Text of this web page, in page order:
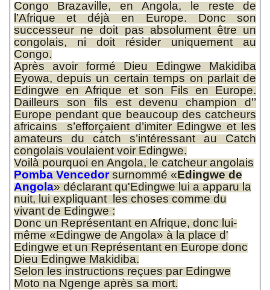
Congo Brazaville, en Angola, le reste de
l’Afrique et déjà en Europe. Donc son
successeur ne doit pas absolument être un
congolais, ni doit résider uniquement au
Congo.
Après avoir formé Dieu Edingwe Makidiba
Eyowa, depuis un certain temps on parlait de
Edingwe en Afrique et son Fils en Europe.
Dailleurs son fils est devenu champion d'’
Europe pendant que beaucoup des catcheurs
africains s’efforçaient d’imiter Edingwe et les
amateurs du catch s’intéressant au Catch
congolais voulaient voir Edingwe.
Voilà pourquoi en Angola, le catcheur angolais
Pomba Vencedorsurnommé «Edingwe de
Angola» déclarant qu'Edingwe lui a apparu la
nuit, lui expliquant les choses comme du
vivant de Edingwe :
Donc un Représentant en Afrique, donc lui-
même «Edingwe de Angola» à la place d'
Edingwe et un Représentant en Europe donc
Dieu Edingwe Makidiba.
Selon les instructions reçues par Edingwe
Moto na Ngenge après sa mort.